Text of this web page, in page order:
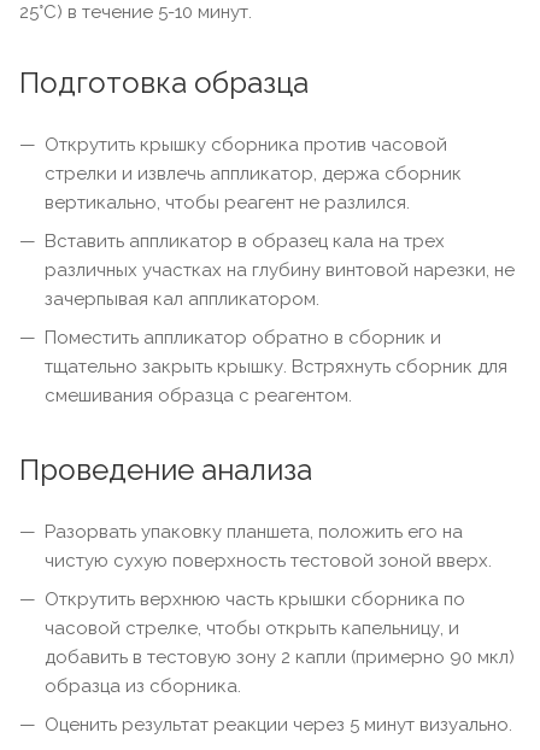
25°С) в течение 5-10 минут.
Подготовка образца
Открутить крышку сборника против часовой
стрелки и извлечь аппликатор, держа сборник
вертикально, чтобы реагент не разлился.
Вставить аппликатор в образец кала на трех
различных участках на глубину винтовой нарезки, не
зачерпывая кал аппликатором.
Поместить аппликатор обратно в сборник и
тщательно закрыть крышку. Встряхнуть сборник для
смешивания образца с реагентом.
Проведение анализа
Разорвать упаковку планшета, положить его на
чистую сухую поверхность тестовой зоной вверх.
Открутить верхнюю часть крышки сборника по
часовой стрелке, чтобы открыть капельницу, и
добавить в тестовую зону 2 капли (примерно 90 мкл)
образца из сборника.
Оценить результат реакции через 5 минут визуально.